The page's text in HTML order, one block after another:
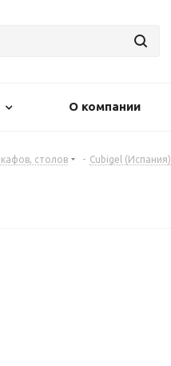
О компании
столов - Cubigel (Испания)